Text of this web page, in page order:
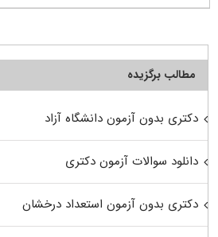
مطالب برگزیده
دکتری بدون آزمون دانشگاه آزاد
دانلود سوالات آزمون دکتری
دکتری بدون آزمون استعداد درخشان